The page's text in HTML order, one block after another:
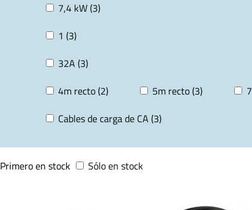
7,4 kW (3)
1 (3)
32A (3)
4m recto (2) 5m recto (3)
Cables de carga de CA (3)
Primero en stock Sólo en stock